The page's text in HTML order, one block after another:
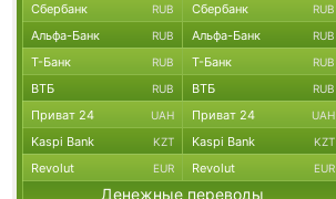
Сбербанк RUB Сбербанк RUB
Альфа-Банк RUB Альфа-Банк RUB
Т-Банк RUB Т-Банк RUB
ВТБ RUB ВТБ RUB
Приват 24 UAH Приват 24 UAH
Kaspi Bank KZT Kaspi Bank KZT
Revolut EUR Revolut EUR
Денежные переводы